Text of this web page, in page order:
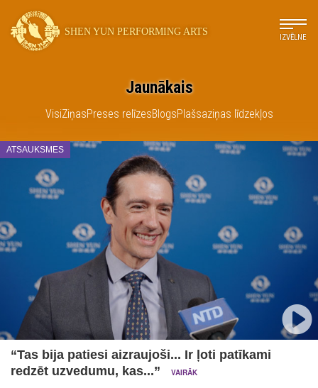
SHEN YUN PERFORMING ARTS
IZVĒLNE
Jaunākais
VisiZiņasPreses relīzesBlogsPlašsaziņas līdzekļos
ATSAUKSMES
“Tas bija patiesi aizraujoši... Ir ļoti patīkami
redzēt uzvedumu, kas...”
VAIRĀK